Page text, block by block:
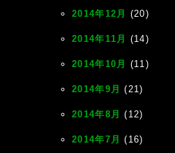
2014年12月 (20)
2014年11月 (14)
2014年10月 (11)
2014年9月 (21)
2014年8月 (12)
2014年7月 (16)